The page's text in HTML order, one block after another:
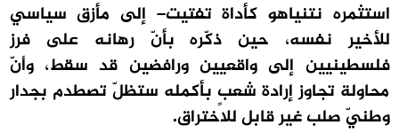
استثمره نتنياهو كأداة تفتيت– إلى مأزق سياسي
للأخير نفسه، حين ذكّره بأنّ رهانه على فرز
فلسطينيين إلى واقعيين ورافضين قد سقط، وأنّ
محاولة تجاوز إرادة شعبٍ بأكمله ستظلّ تصطدم بجدار
وطنيّ صلب غير قابل للاختراق.